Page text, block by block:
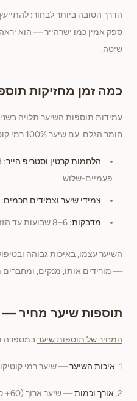
הדרך הטובה ביותר לבחור:
ספק אמין כמו ישרהייר — הוא
שיטה.
כמה זמן מחזיקות
עמידות תוספות השיער תלויה
חומר הגלם. עם שיער 100% רמי קוטיקולה ותחזוקה נכונה:
הלחמות קרטין וסטריפ הייר
פעמיים-שלוש
צמידי שיער וצמידים חכמים: 2–3 חודשים, הזזה כל 6–8 שבועות
מדבקות: 6–8 שבועות עד הזזה
השיער עצמו, באיכות גבוהה
— מורידים אותו, מנקים,
תוספות שיער מחיר
המחיר של תוספות שיערבמספרה
1. איכות השיער— שיער רמי
2. אורך וכמות